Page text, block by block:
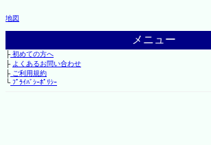
地図
メニュー
├初めての方へ
├ よくあるお問い合わせ
├ご利用規約
└ﾌﾟﾗｲﾊﾞｼｰﾎﾟﾘｼｰ